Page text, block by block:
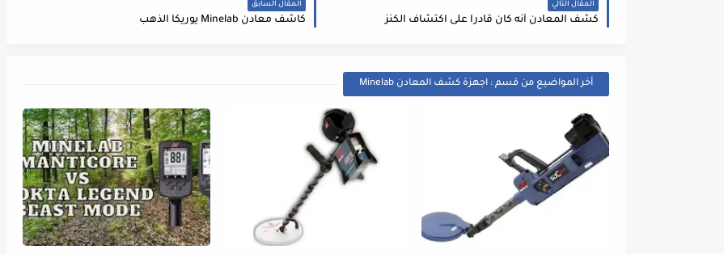
المقال التالي
كشف المعادن أنه كان قادراً على اكتشاف الكنز
المقال السابق
كاشف معادن Minelab يوريكا الذهب
أخر المواضيع من قسم : اجهزة كشف المعادن Minelab